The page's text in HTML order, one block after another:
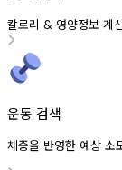
칼로리 & 영양정보 계
운동 검색
체중을 반영한 예상 소